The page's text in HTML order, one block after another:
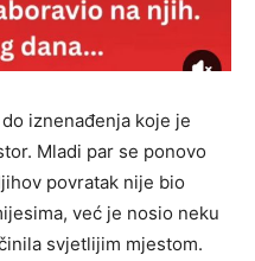
iznenađenja koje je
Mladi par se ponovo
povratak nije bio
već je nosio neku
svjetlijim mjestom.